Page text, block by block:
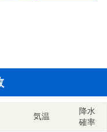
気温
降水
確率